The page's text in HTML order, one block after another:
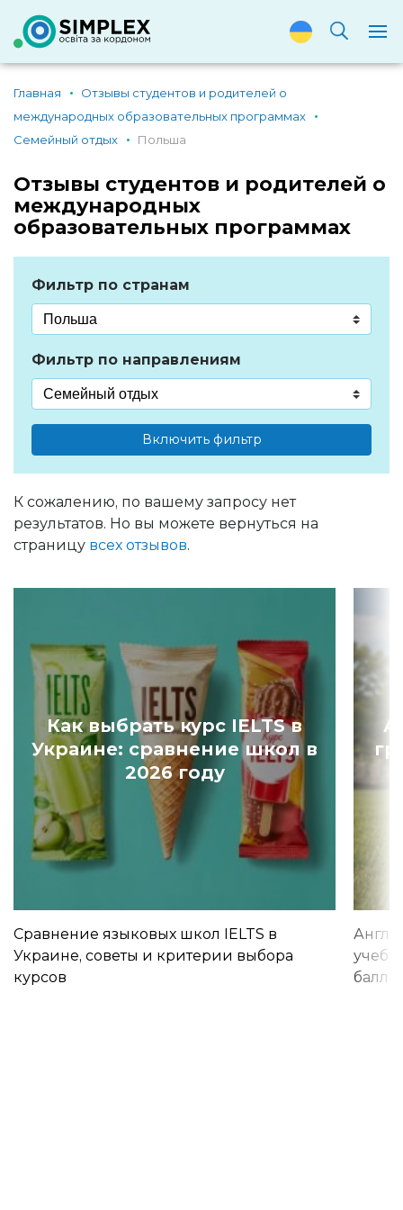
Главная
Отзывы студентов и родителей о
международных образовательных программах
Семейный отдых
Польша
Отзывы студентов и родителей о
международных
образовательных программах
Фильтр по странам
Фильтр по направлениям
Включить фильтр
К сожалению, по вашему запросу нет
результатов. Но вы можете вернуться на
страницу всех отзывов.
Как выбрать курс IELTS в
Украине: сравнение школ в
2026 году
Сравнение языковых школ IELTS в
Украине, советы и критерии выбора
курсов
учебы
баллы